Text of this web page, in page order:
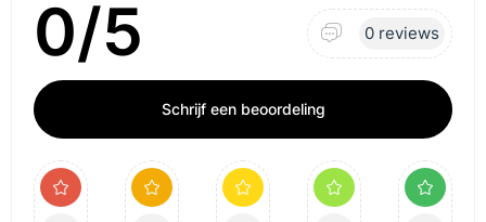
0/5 0 reviews
Schrijf een beoordeling